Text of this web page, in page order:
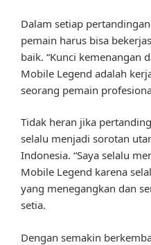
Dalam setiap
pemain harus bisa
baik. “Kunci kemenangan
Mobile Legend adalah
seorang pemain
Tidak heran jika
selalu menjadi sorotan
Indonesia. “Saya selalu
Mobile Legend karena
yang menegangkan dan
setia.
Dengan semakin